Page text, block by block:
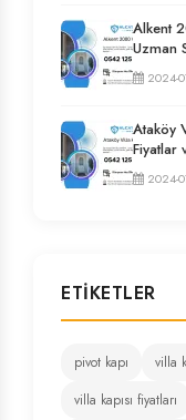
Alkent
Uzman
2024-
Ataköy
Fiyatlar
2024-
ETIKETLER
pivot kapı villa
villa kapısı fiyatları